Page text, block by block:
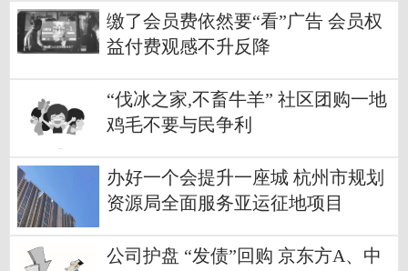
缴了会员费依然要“看”广告 会员权
益付费观感不升反降
“伐冰之家,不畜牛羊” 社区团购一地
鸡毛不要与民争利
办好一个会提升一座城 杭州市规划
资源局全面服务亚运征地项目
公司护盘 “发债”回购 京东方A、中